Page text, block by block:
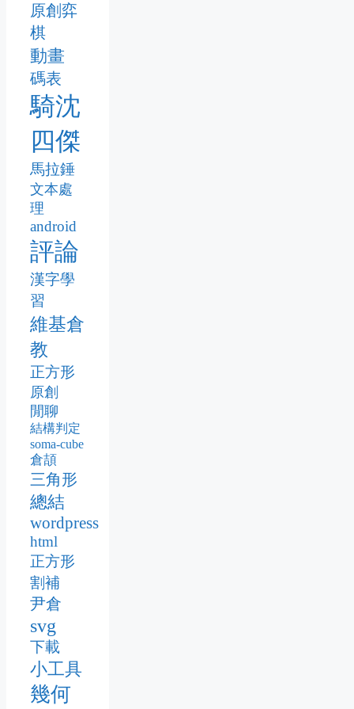
原創弈
棋
動畫
碼表
騎沈
四傑
馬拉錘
文本處
理
android
評論
漢字學
習
維基倉
教
正方形
原創
閒聊
結構判定
soma-cube
倉頡
三角形
總結
wordpress
html
正方形
割補
尹倉
svg
下載
小工具
幾何